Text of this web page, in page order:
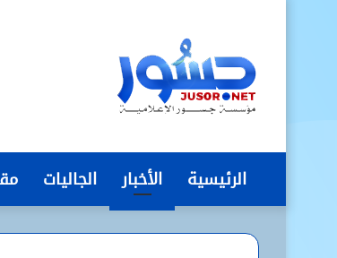
الرئيسية الأخبار الجاليات